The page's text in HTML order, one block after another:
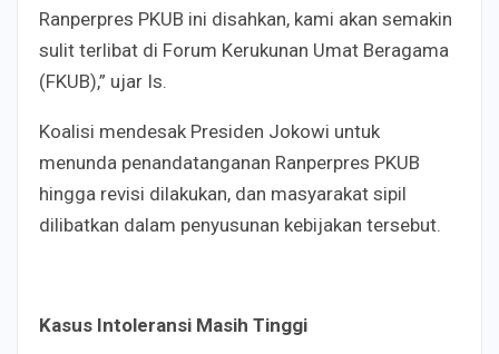
Ranperpres PKUB ini disahkan, kami akan semakin
sulit terlibat di Forum Kerukunan Umat Beragama
(FKUB),” ujar Is.
Koalisi mendesak Presiden Jokowi untuk
menunda penandatanganan Ranperpres PKUB
hingga revisi dilakukan, dan masyarakat sipil
dilibatkan dalam penyusunan kebijakan tersebut.
Kasus Intoleransi Masih Tinggi